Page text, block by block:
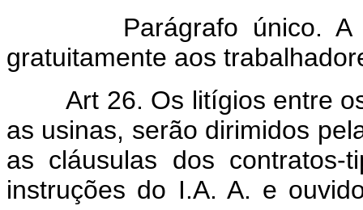
Parágrafo único. A
gratuitamente aos
Art 26. Os litígios entre
as usinas, serão dirimidos
as cláusulas dos
instruções do I.A. A. e